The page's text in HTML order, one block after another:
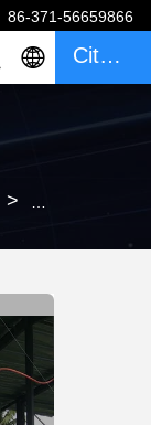
86-371-56659866
Citaat
> 20-30T/H